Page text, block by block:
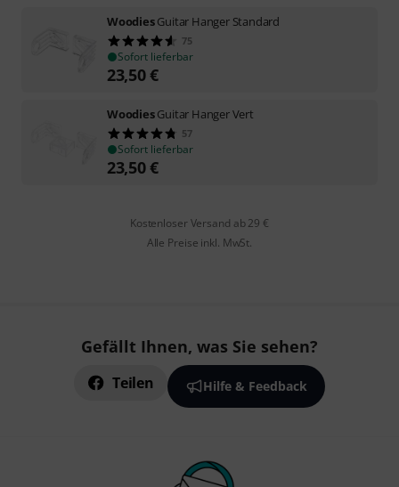
WoodiesGuitar Hanger Standard
75
Sofort lieferbar
23,50€
WoodiesGuitar Hanger Vert
57
Sofort lieferbar
23,50€
Kostenloser Versand ab 29 €
Alle Preise inkl. MwSt.
Gefällt Ihnen, was Sie sehen?
Teilen Hilfe & Feedback